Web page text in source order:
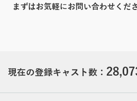
まずはお気軽にお問い合わせくださ
現在の登録キャスト数：